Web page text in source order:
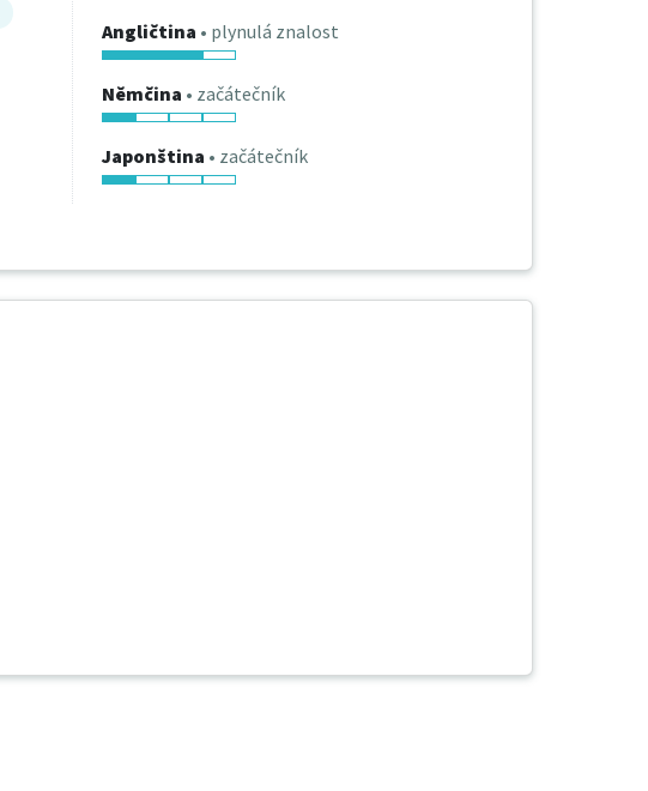
Angličtina • plynulá znalost
Němčina • začátečník
Japonština • začátečník